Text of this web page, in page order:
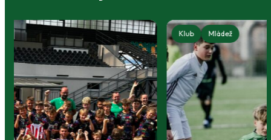
- Prípravka
Klub